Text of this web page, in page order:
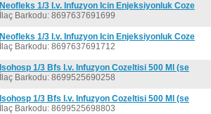
Neofleks 1/3 I.v. Infuzyon Icin Enjeksiyonluk Coze
İlaç Barkodu: 8697637691699
Neofleks 1/3 I.v. Infuzyon Icin Enjeksiyonluk Coze
İlaç Barkodu: 8697637691712
Isohosp 1/3 Bfs I.v. Infuzyon Cozeltisi 500 Ml (se
İlaç Barkodu: 8699525690258
Isohosp 1/3 Bfs I.v. Infuzyon Cozeltisi 500 Ml (se
İlaç Barkodu: 8699525698803